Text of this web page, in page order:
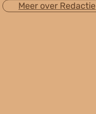
Meer over Redactie